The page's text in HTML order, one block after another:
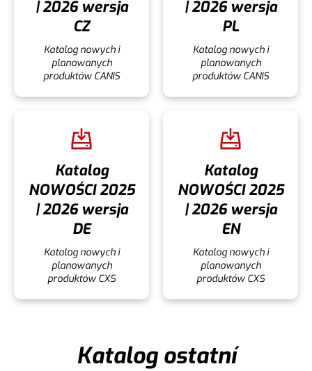
| 2026 wersja
CZ
Katalog nowych i
planowanych
produktów CANIS
| 2026 wersja
PL
Katalog nowych i
planowanych
produktów CANIS
Katalog
NOWOŚCI 2025
| 2026 wersja
DE
Katalog nowych i
planowanych
produktów CXS
Katalog
NOWOŚCI 2025
| 2026 wersja
EN
Katalog nowych i
planowanych
produktów CXS
Katalog ostatní